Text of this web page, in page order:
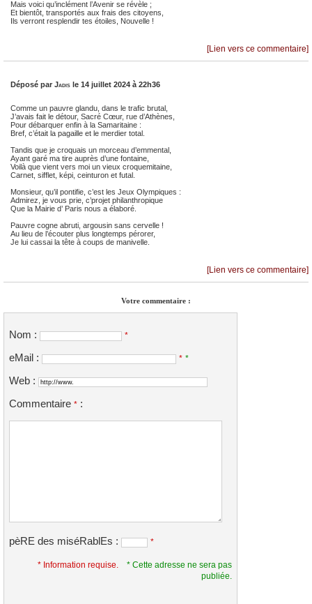
Mais voici qu’inclément l’Avenir se révèle ;
Et bientôt, transportés aux frais des citoyens,
Ils verront resplendir tes étoiles, Nouvelle !
[Lien vers ce commentaire]
Déposé par Jadis le 14 juillet 2024 à 22h36
Comme un pauvre glandu, dans le trafic brutal,
J’avais fait le détour, Sacré Cœur, rue d’Athènes,
Pour débarquer enfin à la Samaritaine :
Bref, c’était la pagaille et le merdier total.
Tandis que je croquais un morceau d’emmental,
Ayant garé ma tire auprès d’une fontaine,
Voilà que vient vers moi un vieux croquemitaine,
Carnet, sifflet, képi, ceinturon et futal.
Monsieur, qu’il pontifie, c’est les Jeux Olympiques :
Admirez, je vous prie, c’projet philanthropique
Que la Mairie d’ Paris nous a élaboré.
Pauvre cogne abruti, argousin sans cervelle !
Au lieu de l’écouter plus longtemps pérorer,
Je lui cassai la tête à coups de manivelle.
[Lien vers ce commentaire]
Votre commentaire :
Nom : *
eMail : * *
Web :
Commentaire * :
pèRE des miséRablEs : *
* Information requise.
* Cette adresse ne sera pas
publiée.